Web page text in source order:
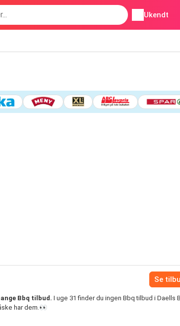
Ukendt
Se
Bbq tilbud. I uge 31 finder du ingen Bbq tilbud i Daells
har dem.👀